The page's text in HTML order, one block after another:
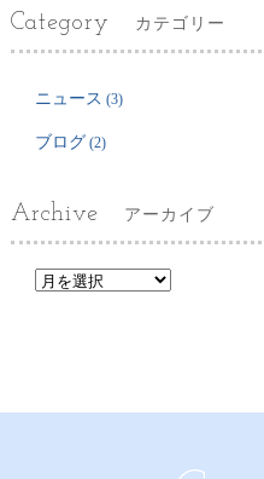
Category カテゴリー
ニュース (3)
ブログ (2)
Archive アーカイブ